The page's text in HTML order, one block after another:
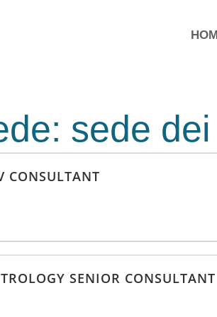
sede
CONSULTANT
SENIOR CONSULTANT